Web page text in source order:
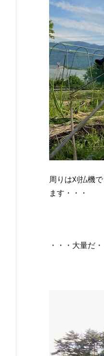
周りは刈払機
ます・・・
・・・大量だ・